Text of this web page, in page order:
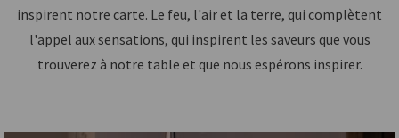
inspirent notre carte. Le feu, l'air et la terre, qui complètent
l'appel aux sensations, qui inspirent les saveurs que vous
trouverez à notre table et que nous espérons inspirer.